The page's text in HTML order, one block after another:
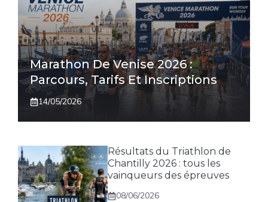
Marathon De Venise 2026 :
Parcours, Tarifs Et Inscriptions
14/05/2026
Résultats du Triathlon de
Chantilly 2026 : tous les
vainqueurs des épreuves
08/06/2026